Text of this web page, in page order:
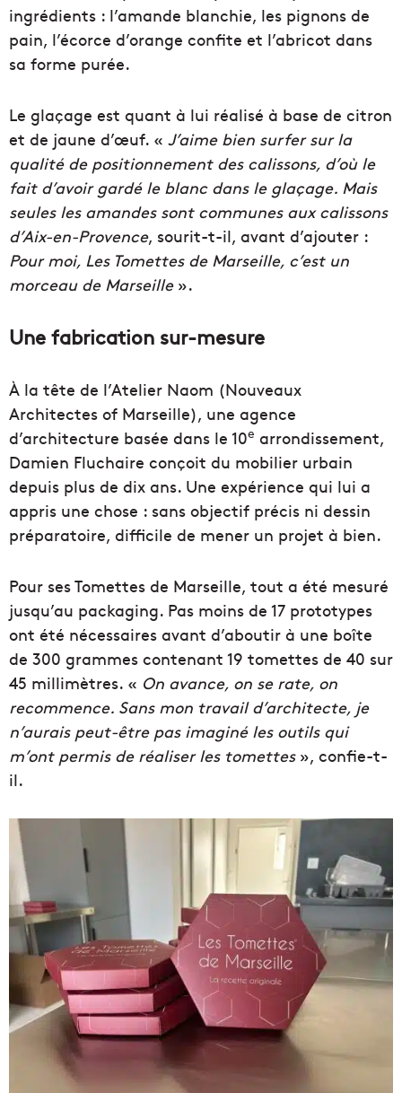
ingrédients : l’amande blanchie, les pignons de
pain, l’écorce d’orange confite et l’abricot dans
sa forme purée.
Le glaçage est quant à lui réalisé à base de citron
et de jaune d’œuf. « J’aime bien surfer sur la
qualité de positionnement des calissons, d’où le
fait d’avoir gardé le blanc dans le glaçage. Mais
seules les amandes sont communes aux calissons
d’Aix-en-Provence, sourit-t-il, avant d’ajouter :
Pour moi, Les Tomettes de Marseille, c’est un
morceau de Marseille ».
Une fabrication sur-mesure
À la tête de l’Atelier Naom (Nouveaux
Architectes of Marseille), une agence
d’architecture basée dans le 10e arrondissement,
Damien Fluchaire conçoit du mobilier urbain
depuis plus de dix ans. Une expérience qui lui a
appris une chose : sans objectif précis ni dessin
préparatoire, difficile de mener un projet à bien.
Pour ses Tomettes de Marseille, tout a été mesuré
jusqu’au packaging. Pas moins de 17 prototypes
ont été nécessaires avant d’aboutir à une boîte
de 300 grammes contenant 19 tomettes de 40 sur
45 millimètres. « On avance, on se rate, on
recommence. Sans mon travail d’architecte, je
n’aurais peut-être pas imaginé les outils qui
m’ont permis de réaliser les tomettes», confie-t-
il.